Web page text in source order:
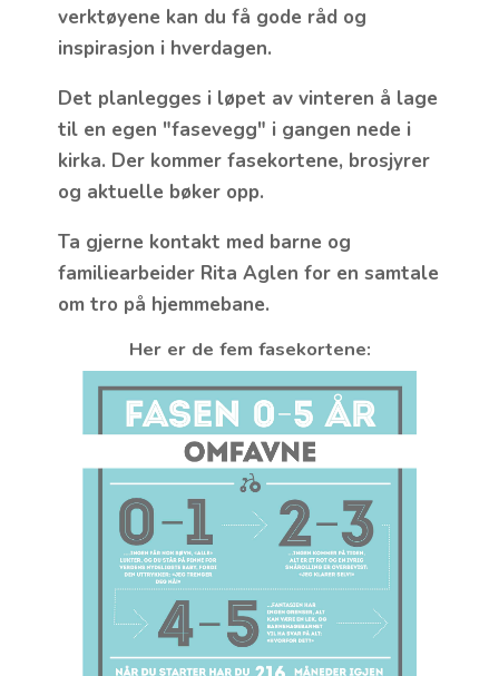
verktøyene kan du få gode råd og
inspirasjon i hverdagen.
Det planlegges i løpet av vinteren å lage
til en egen "fasevegg" i gangen nede i
kirka. Der kommer fasekortene, brosjyrer
og aktuelle bøker opp.
Ta gjerne kontakt med barne og
familiearbeider Rita Aglen for en samtale
om tro på hjemmebane.
Her er de fem fasekortene: